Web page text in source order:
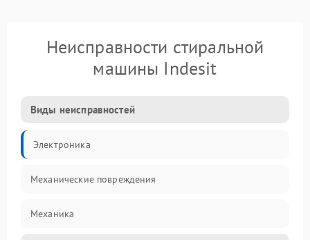
Неисправности стиральной
машины Indesit
Виды неисправностей
Электроника
Механические повреждения
Механика